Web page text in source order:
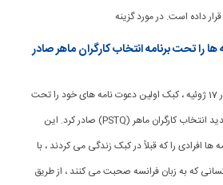
داده است. در مورد گزینه
را تحت برنامه انتخاب کارگران ماهر صادر
[ad_1] در 17 ژوئیه ، کبک اولین دعوت نامه های خود را تحت
برنامه جدید انتخاب کارگران ماهر (PSTQ) صادر کرد. این
ها افرادی را که قبلاً در کبک زندگی می کردند ، با
کسانی که به زبان فرانسه صحبت می کنند ، از طریق